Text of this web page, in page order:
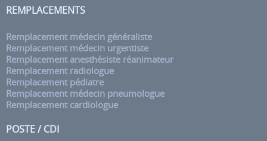
REMPLACEMENTS
Remplacement médecin généraliste
Remplacement médecin urgentiste
Remplacement anesthésiste réanimateur
Remplacement radiologue
Remplacement pédiatre
Remplacement médecin pneumologue
Remplacement cardiologue
POSTE / CDI